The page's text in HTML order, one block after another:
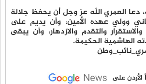
العمري الله عز وجل أن يحفظ جلالة
وولي عهده الأمين، وأن يديم على
والتقدم والازدهار، وأن يبقى
الهاشمية الحكيمة.
الأردن على